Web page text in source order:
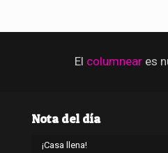
El columnear es
Nota del día
¡Casa llena!